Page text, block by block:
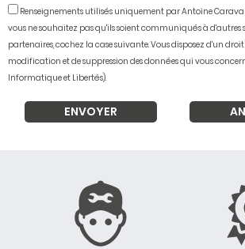
Renseignements utilisés uniquement par Antoine
vous ne souhaitez pas qu'ils soient communiqués à d'autres
partenaires, cochez la case suivante. Vous disposez d'un droit
modification et de suppression des données qui vous
Informatique et Libertés).